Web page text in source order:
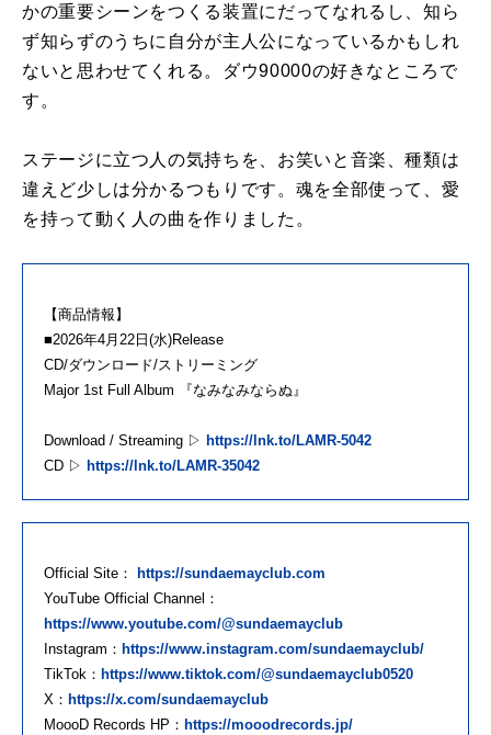
かの重要シーンをつくる装置にだってなれるし、知ら
ず知らずのうちに自分が主人公になっているかもしれ
ないと思わせてくれる。ダウ90000の好きなところで
す。
ステージに立つ人の気持ちを、お笑いと音楽、種類は
違えど少しは分かるつもりです。魂を全部使って、愛
を持って動く人の曲を作りました。
【商品情報】
■2026年4月22日(水)Release
CD/ダウンロード/ストリーミング
Major 1st Full Album 『なみなみならぬ』
Download / Streaming ▷ https://lnk.to/LAMR-5042
CD ▷ https://lnk.to/LAMR-35042
Official Site：
https://sundaemayclub.com
YouTube Official Channel：
https://www.youtube.com/@sundaemayclub
Instagram： https://www.instagram.com/sundaemayclub/
TikTok： https://www.tiktok.com/@sundaemayclub0520
X： https://x.com/sundaemayclub
MoooD Records HP： https://mooodrecords.jp/